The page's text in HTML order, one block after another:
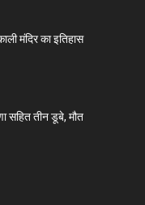
मंदिर का इतिहास
सहित तीन डूबे, मौत